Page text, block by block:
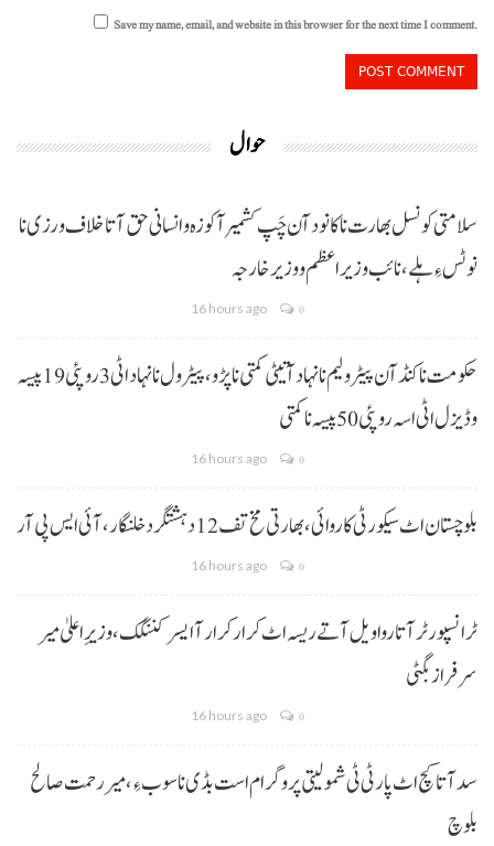
Save my name, email, and website in this browser for the next time I comment.
حوال
سلامتی کونسل بھارت نا کانود آن چَپ کشمیر آ کوزہ و انسانی حق آتا خلاف ورزی نا
نوٹس ءِ ہلے،نائب وزیراعظم و وزیر خارجہ
16 hours ago 0
حکومت نا کنڈ آن پیٹرولیم نا نہاد آتیٹی کمتی نا پڑو،پیٹرول نا نہاد اٹی 3 روپئی 19 پیسہ
و ڈیزل اٹی اسہ روپئی 50 پیسہ نا کمتی
16 hours ago 0
بلوچستان اٹ سیکورٹی کاروائی، بھارتی مخ تف 12 دہشتگرد خلنگار،آئی ایس پی آر
16 hours ago 0
ٹرانسپورٹر آتا روا ویل آتے ریسہ اٹ کرار کرار آ ایسر کننگک ،وزیرِ اعلیٰ میر
سرفراز بگٹی
16 hours ago 0
سد آتا کچ اٹ پارٹی ٹی شمولیتی پروگرام است بڈی نا سوب ءِ،میر رحمت صالح
بلوچ